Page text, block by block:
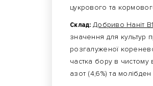
цукрового та
Склад: Добриво Наніт
значення для культур
розгалуженої
частка бору в чистому
азот (4,6%) та молібден